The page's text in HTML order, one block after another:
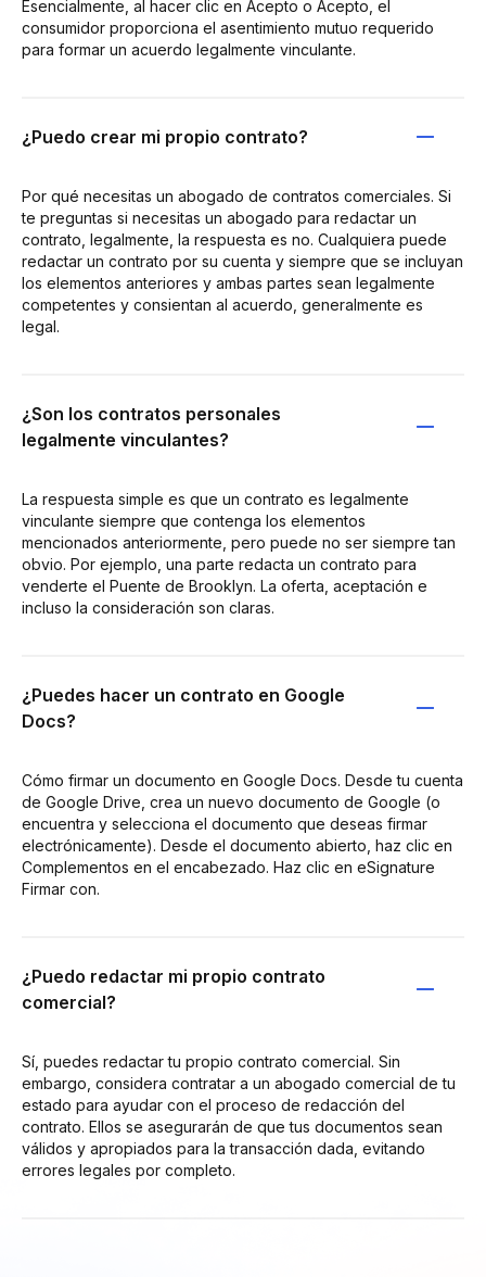
Esencialmente, al hacer clic en Acepto o Acepto, el
consumidor proporciona el asentimiento mutuo requerido
para formar un acuerdo legalmente vinculante.
¿Puedo crear mi propio contrato?
Por qué necesitas un abogado de contratos comerciales. Si
te preguntas si necesitas un abogado para redactar un
contrato, legalmente, la respuesta es no. Cualquiera puede
redactar un contrato por su cuenta y siempre que se incluyan
los elementos anteriores y ambas partes sean legalmente
competentes y consientan al acuerdo, generalmente es
legal.
¿Son los contratos personales
legalmente vinculantes?
La respuesta simple es que un contrato es legalmente
vinculante siempre que contenga los elementos
mencionados anteriormente, pero puede no ser siempre tan
obvio. Por ejemplo, una parte redacta un contrato para
venderte el Puente de Brooklyn. La oferta, aceptación e
incluso la consideración son claras.
¿Puedes hacer un contrato en Google
Docs?
Cómo firmar un documento en Google Docs. Desde tu cuenta
de Google Drive, crea un nuevo documento de Google (o
encuentra y selecciona el documento que deseas firmar
electrónicamente). Desde el documento abierto, haz clic en
Complementos en el encabezado. Haz clic en eSignature
Firmar con.
¿Puedo redactar mi propio contrato
comercial?
Sí, puedes redactar tu propio contrato comercial. Sin
embargo, considera contratar a un abogado comercial de tu
estado para ayudar con el proceso de redacción del
contrato. Ellos se asegurarán de que tus documentos sean
válidos y apropiados para la transacción dada, evitando
errores legales por completo.